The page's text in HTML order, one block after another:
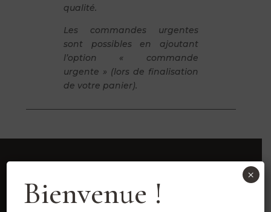
qualité.
Les commandes urgentes
sont possibles en ajoutant
l’option « commande
urgente » (lors de finalisation
de votre panier).
Bienvenue !
×